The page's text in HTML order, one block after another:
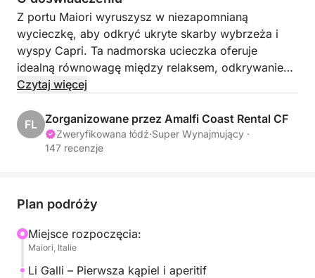
Z portu Maiori wyruszysz w niezapomnianą
wycieczkę, aby odkryć ukryte skarby wybrzeża i
wyspy Capri. Ta nadmorska ucieczka oferuje
idealną równowagę między relaksem, odkrywaniem
natury i nutką włoskiego luksusu.
Od samego początku udaj się w kierunku Li Galli,
prywatnego i tajemniczego archipelagu owianego
starożytnymi legendami. To właśnie w tym
w krystalicznie czystej wodzie, z dala od tłumów.
Podróż będzie kontynuowana w kierunku Capri,
kultowej wyspy Morza Śródziemnego. Wzdłuż
wybrzeża Twój kapitan pokaże Ci najsłynniejsze
Czytaj więcej
FL Zorganizowane przez Amalfi Coast Rental CF
Zweryfikowana łódź·Super Wynajmujący ·
147 recenzje
Plan podróży
Miejsce rozpoczęcia:
Maiori, Italie
Li Galli – Pierwsza kąpiel i aperitif